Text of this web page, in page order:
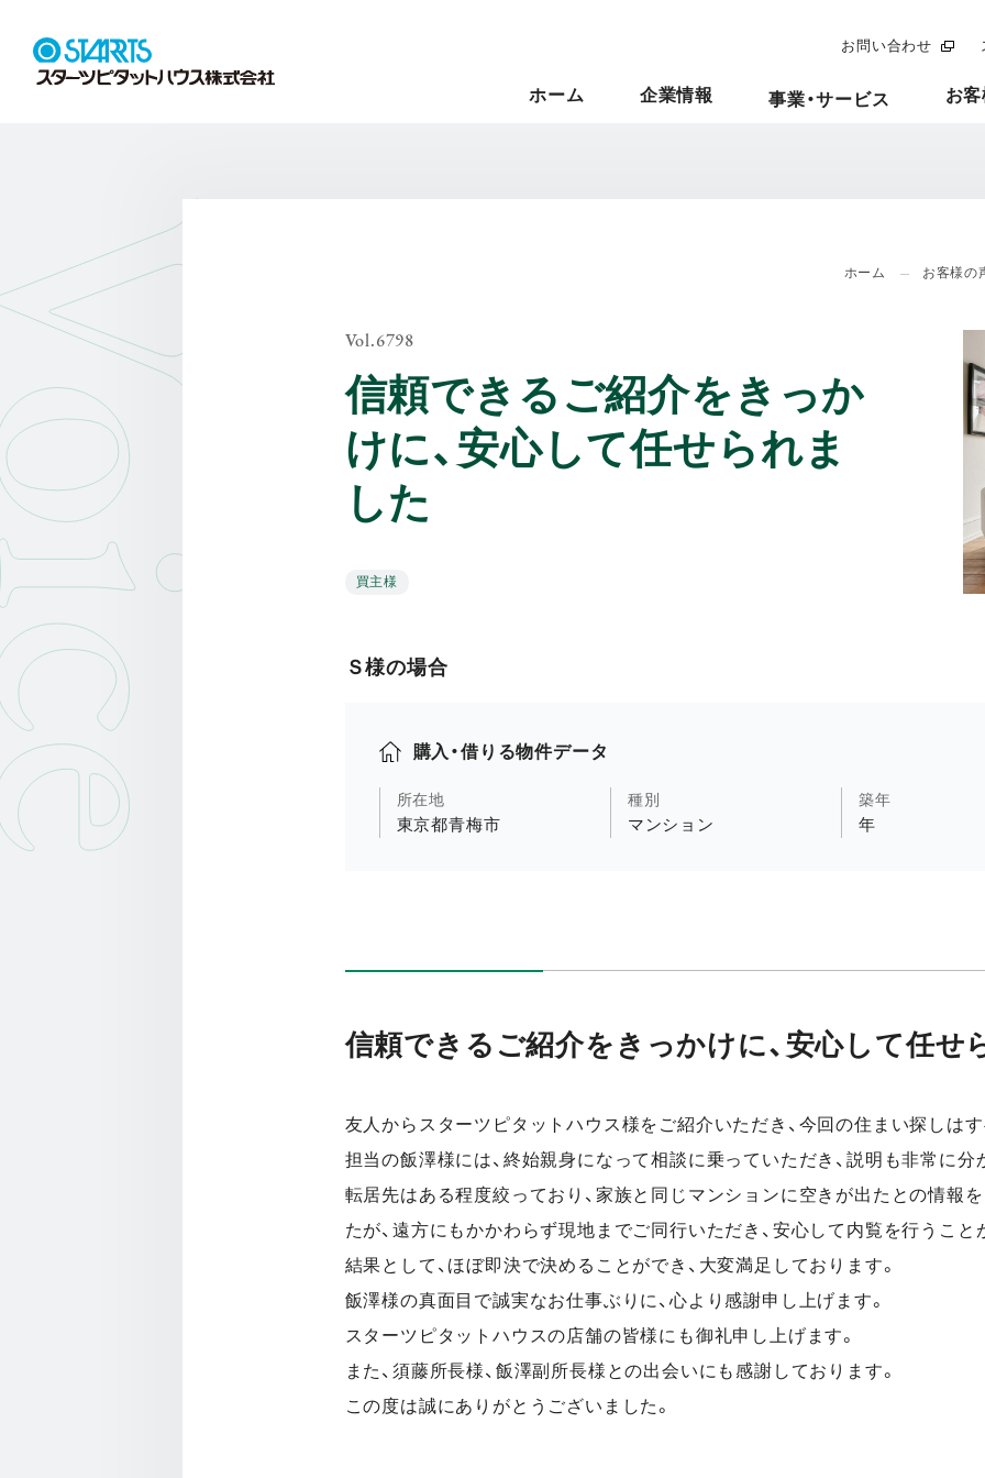
お問い合わせ
ホーム 企業情報 事業・サービス お
ホーム お客様の
Vol.6798
信頼できるご紹介をきっか
けに、安心して任せられま
した
買主様
Ｓ様の場合
購入・借りる物件データ
所在地
東京都青梅市
種別
マンション
築年
年
信頼できるご紹介をきっかけに、安心して任せ
友人からスターツピタットハウス様をご紹介いただき、今回の住まい探しは
担当の飯澤様には、終始親身になって相談に乗っていただき、説明も非常に分
転居先はある程度絞っており、家族と同じマンションに空きが出たとの情報
たが、遠方にもかかわらず現地までご同行いただき、安心して内覧を行うこと
結果として、ほぼ即決で決めることができ、大変満足しております。
飯澤様の真面目で誠実なお仕事ぶりに、心より感謝申し上げます。
スターツピタットハウスの店舗の皆様にも御礼申し上げます。
また、須藤所長様、飯澤副所長様との出会いにも感謝しております。
この度は誠にありがとうございました。